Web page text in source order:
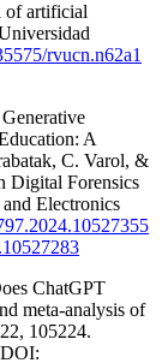
of artificial
rvucn.n62a1
A
C. Varol, &
Digital Forensics
Electronics
ChatGPT
meta-analysis of
105224.
DOI: